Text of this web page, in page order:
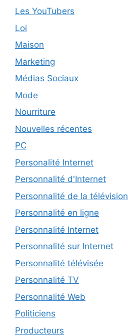
Les YouTubers
Loi
Maison
Marketing
Médias Sociaux
Mode
Nourriture
Nouvelles récentes
PC
Personalité Internet
Personnalité d'Internet
Personnalité de la télévision
Personnalité en ligne
Personnalité Internet
Personnalité sur Internet
Personnalité télévisée
Personnalité TV
Personnalité Web
Politiciens
Producteurs